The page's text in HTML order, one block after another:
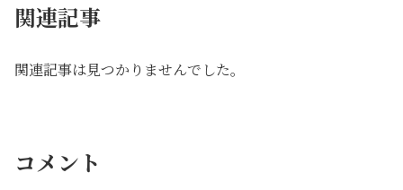
関連記事
関連記事は見つかりませんでした。
コメント